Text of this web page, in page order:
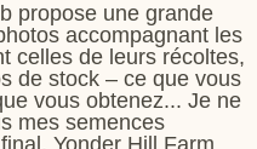
propose une grande
accompagnant les
celles de leurs récoltes,
de stock – ce que vous
vous obtenez... Je ne
mes semences